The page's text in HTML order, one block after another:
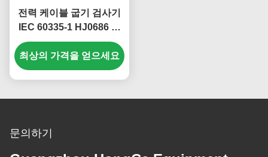
전력 케이블 굽기 검사기
IEC 60335-1 HJ0686 가
전제품 내구성 시험 장비
최상의 가격을 얻으세요
문의하기